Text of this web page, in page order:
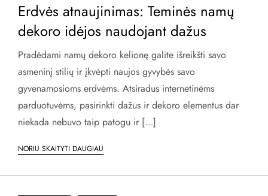
Erdvės atnaujinimas: Teminės namų
dekoro idėjos naudojant dažus
Pradėdami namų dekoro kelionę galite išreikšti savo
asmeninį stilių ir įkvėpti naujos gyvybės savo
gyvenamosioms erdvėms. Atsiradus internetinėms
parduotuvėms, pasirinkti dažus ir dekoro elementus dar
niekada nebuvo taip patogu ir […]
NORIU SKAITYTI DAUGIAU